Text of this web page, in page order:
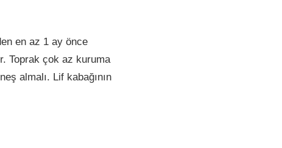
en az 1 ay önce
Toprak çok az kuruma
almalı. Lif kabağının